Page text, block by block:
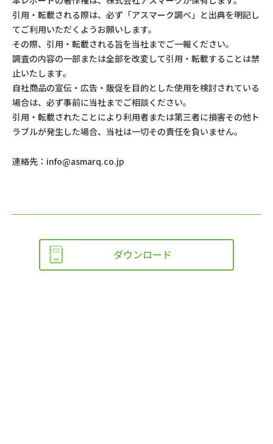
引用・転載される際は、必ず「アスマーク調べ」と出典を明記し
てご利用いただくようお願いします。
その際、引用・転載される旨を当社までご一報ください。
調査の内容の一部または全部を改変して引用・転載することは禁
止いたします。
自社商品の宣伝・広告・販促を目的とした使用を検討されている
場合は、必ず事前に当社までご相談ください。
引用・転載されたことにより利用者または第三者に損害その他ト
ラブルが発生した場合、当社は一切その責任を負いません。
連絡先： info@asmarq.co.jp
ダウンロード